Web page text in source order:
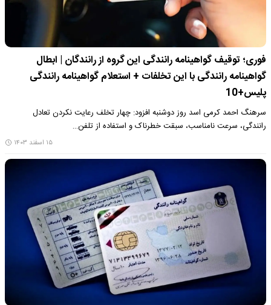
فوری؛ توقیف گواهینامه رانندگی این گروه از رانندگان | ابطال
گواهینامه رانندگی با این تخلفات + استعلام گواهینامه رانندگی
پلیس+10
سرهنگ احمد کرمی اسد روز دوشنبه افزود: چهار تخلف رعایت نکردن تعادل
رانندگی، سرعت نامناسب، سبقت خطرناک و استفاده از تلفن…
۱۵ اسفند ۱۴۰۳